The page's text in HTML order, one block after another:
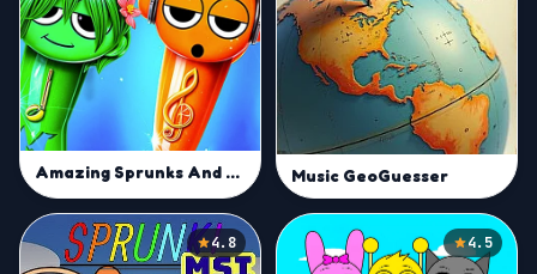
Amazing Sprunks And Music Music GeoGuesser
4.8 4.5